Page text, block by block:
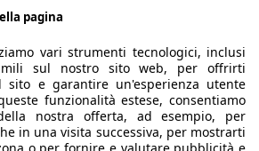
pagina
vari strumenti tecnologici, inclusi
sul nostro sito web, per offrirti
sito e garantire un'esperienza utente
funzionalità estese, consentiamo
nostra offerta, ad esempio, per
in una visita successiva, per mostrarti